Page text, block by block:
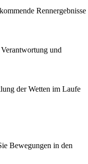
Rennergebnisse
und
der Wetten im Laufe
Bewegungen in den